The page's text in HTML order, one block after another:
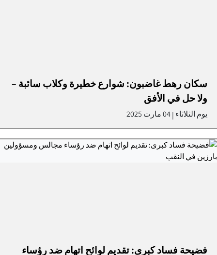
سكان رهط غاضبون: شوارع خطيرة وكلاب سائبة –
ولا حل في الأفق
يوم الثلاثاء |04 مارت 2025
فضيحة فساد كبرى: تقديم لوائح اتهام ضد رؤساء